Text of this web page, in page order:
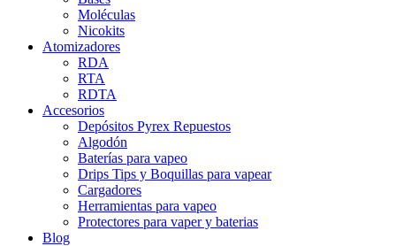
Moléculas
Nicokits
Atomizadores
RDA
RTA
RDTA
Accesorios
Depósitos Pyrex Repuestos
Algodón
Baterías para vapeo
Drips Tips y Boquillas para vapear
Cargadores
Herramientas para vapeo
Protectores para vaper y baterias
Blog